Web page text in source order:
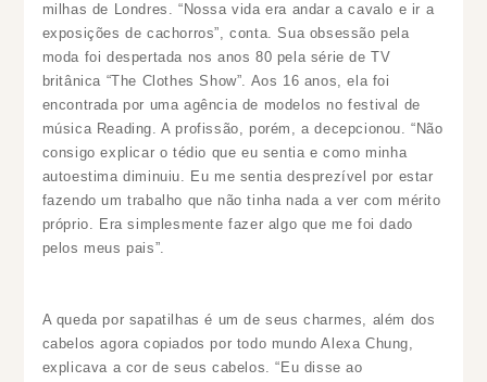
milhas de Londres. “Nossa vida era andar a cavalo e ir a
exposições de cachorros”, conta. Sua obsessão pela
moda foi despertada nos anos 80 pela série de TV
britânica “The Clothes Show”. Aos 16 anos, ela foi
encontrada por uma agência de modelos no festival de
música Reading. A profissão, porém, a decepcionou. “Não
consigo explicar o tédio que eu sentia e como minha
autoestima diminuiu. Eu me sentia desprezível por estar
fazendo um trabalho que não tinha nada a ver com mérito
próprio. Era simplesmente fazer algo que me foi dado
pelos meus pais”.
A queda por sapatilhas é um de seus charmes, além dos
cabelos agora copiados por todo mundo Alexa Chung,
explicava a cor de seus cabelos. “Eu disse ao